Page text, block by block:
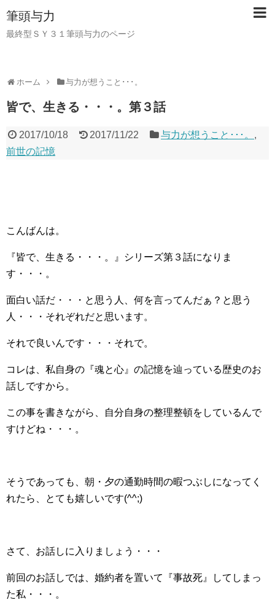
筆頭与力
最終型ＳＹ３１筆頭与力のページ
ホーム 与力が想うこと･･･。
皆で、生きる・・・。第３話
2017/10/18 2017/11/22 与力が想うこと･･･。 ,
前世の記憶
こんばんは。
『皆で、生きる・・・。』シリーズ第３話になりま
す・・・。
面白い話だ・・・と思う人、何を言ってんだぁ？と思う
人・・・それぞれだと思います。
それで良いんです・・・それで。
コレは、私自身の『魂と心』の記憶を辿っている歴史のお
話しですから。
この事を書きながら、自分自身の整理整頓をしているんで
すけどね・・・。
そうであっても、朝・夕の通勤時間の暇つぶしになってく
れたら、とても嬉しいです(^^;)ゞ
さて、お話しに入りましょう・・・
前回のお話しでは、婚約者を置いて『事故死』してしまっ
た私・・・。